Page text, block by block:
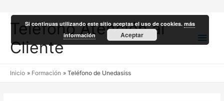
Teléfono Atención al
Cliente
Inicio Formación Teléfono de Unedasiss
Si continuas utilizando este sitio aceptas el uso de cookies.más
información
Aceptar